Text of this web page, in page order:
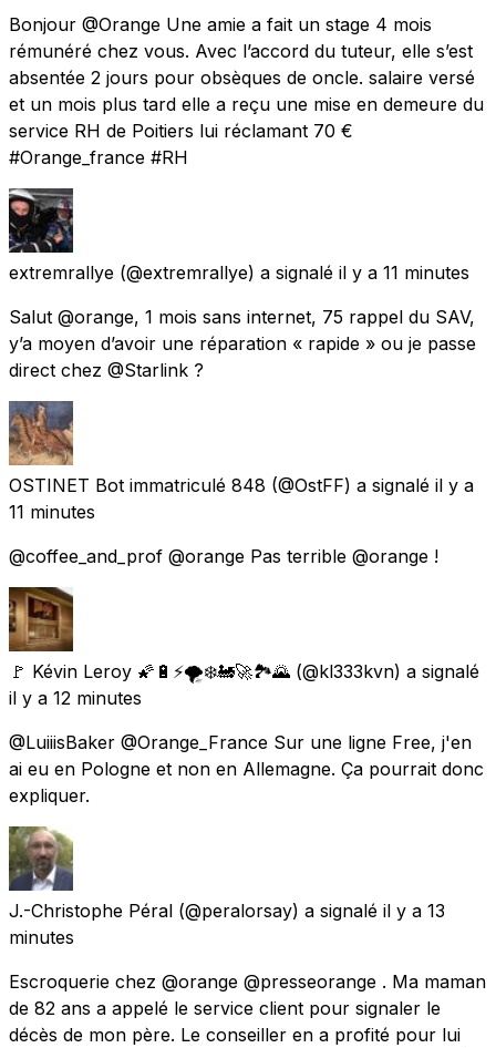
Bonjour @Orange Une amie a fait un stage 4 mois
rémunéré chez vous. Avec l’accord du tuteur, elle s’est
absentée 2 jours pour obsèques de oncle. salaire versé
et un mois plus tard elle a reçu une mise en demeure du
service RH de Poitiers lui réclamant 70 €
#Orange_france #RH
extremrallye (@extremrallye) a signalé il y a 11 minutes
Salut @orange, 1 mois sans internet, 75 rappel du SAV,
y’a moyen d’avoir une réparation « rapide » ou je passe
direct chez @Starlink ?
OSTINET Bot immatriculé 848 (@OstFF) a signalé il y a
11 minutes
@coffee_and_prof @orange Pas terrible @orange !
🚩 Kévin Leroy 🌠🔋⚡🌪️❄️🚂🚀🏞️🌄 (@kl333kvn) a signalé
il y a 12 minutes
@LuiiisBaker @Orange_France Sur une ligne Free, j'en
ai eu en Pologne et non en Allemagne. Ça pourrait donc
expliquer.
J.-Christophe Péral (@peralorsay) a signalé il y a 13
minutes
Escroquerie chez @orange @presseorange . Ma maman
de 82 ans a appelé le service client pour signaler le
décès de mon père. Le conseiller en a profité pour lui